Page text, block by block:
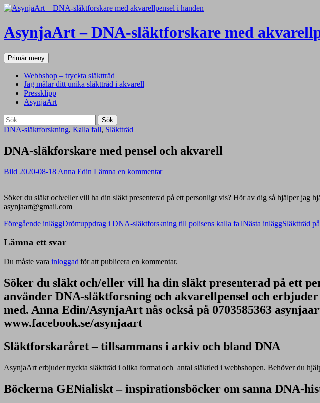
AsynjaArt – DNA-släktforskare med
SökPrimär meny Hoppa
till
innehåll
Webbshop – tryckta släktträd
Jag målar ditt unika släktträd i akvarell
Pressklipp
AsynjaArt
Sök
efter:
DNA-släktforskning, Kalla fall, Släktträd
DNA-släkforskare med pensel och akvarell
Bild 2020-08-18 Anna Edin Lämna en kommentar
Söker du släkt och/eller vill ha din släkt presenterad på ett personligt vis? Hör av dig så hjälper
asynjaart@gmail.com
Inläggsnavigering
Föregående inläggDrömuppdrag i DNA-släktforskning till polisens kalla fallNästa inläggSläktträd
Lämna ett svar
Du måste vara inloggad för att publicera en kommentar.
Söker du släkt och/eller vill ha din släkt presenterad på ett
använder DNA-släktforsning och akvarellpensel och
med. Anna Edin/AsynjaArt nås också på 0703585363
www.facebook.se/asynjaart
Släktforskaråret – tillsammans i arkiv och bland DNA
AsynjaArt erbjuder tryckta släktträd i olika format och antal släktled i webbshopen. Behöver du
Böckerna GENialiskt – inspirationsböcker om sanna DNA-